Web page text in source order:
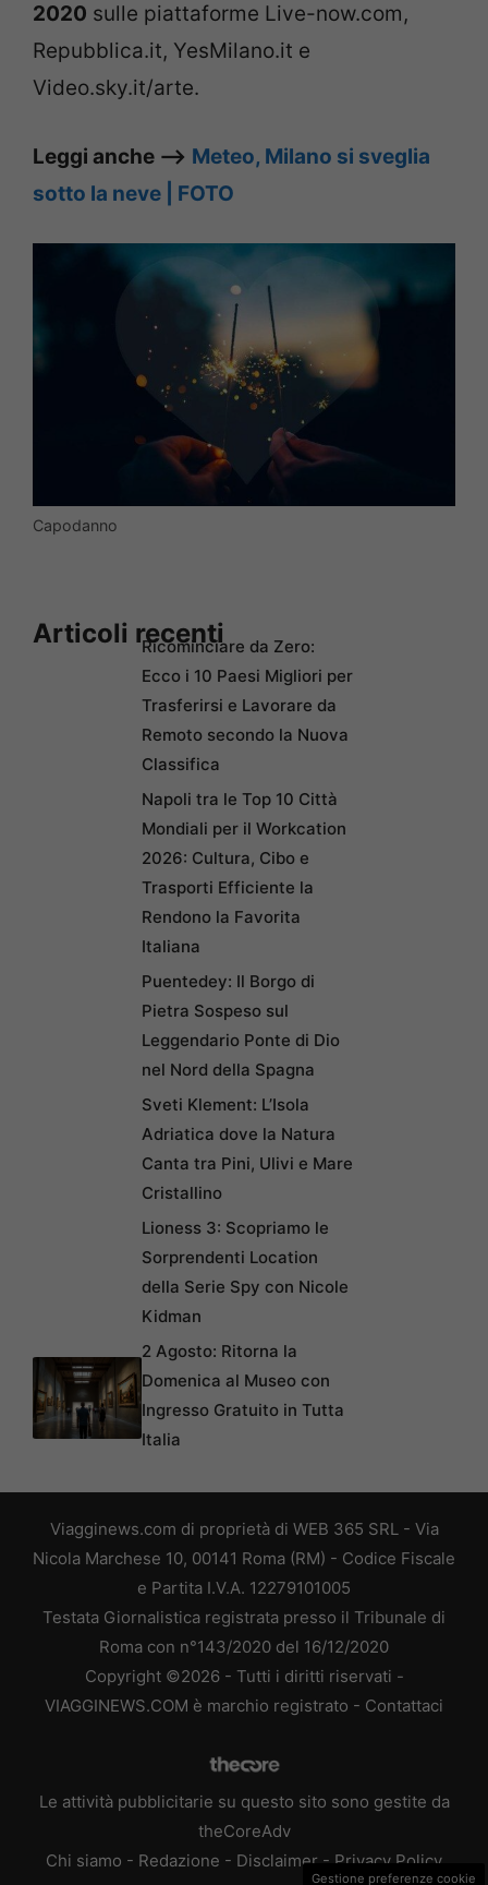
2020 sulle piattaforme Live-now.com,
Repubblica.it, YesMilano.it e
Video.sky.it/arte.
Leggi anche –> Meteo, Milano si sveglia
sotto la neve | FOTO
Capodanno
Articoli recentiRicominciare da Zero:
Ecco i 10 Paesi Migliori per
Trasferirsi e Lavorare da
Remoto secondo la Nuova
Classifica
Napoli tra le Top 10 Città
Mondiali per il Workcation
2026: Cultura, Cibo e
Trasporti Efficiente la
Rendono la Favorita
Italiana
Puentedey: Il Borgo di
Pietra Sospeso sul
Leggendario Ponte di Dio
nel Nord della Spagna
Sveti Klement: L’Isola
Adriatica dove la Natura
Canta tra Pini, Ulivi e Mare
Cristallino
Lioness 3: Scopriamo le
Sorprendenti Location
della Serie Spy con Nicole
Kidman
2 Agosto: Ritorna la
Domenica al Museo con
Ingresso Gratuito in Tutta
Italia
Viagginews.com di proprietà di WEB 365 SRL - Via
Nicola Marchese 10, 00141 Roma (RM) - Codice Fiscale
e Partita I.V.A. 12279101005
Testata Giornalistica registrata presso il Tribunale di
Roma con n°143/2020 del 16/12/2020
Copyright ©2026 - Tutti i diritti riservati -
VIAGGINEWS.COM è marchio registrato - Contattaci
Le attività pubblicitarie su questo sito sono gestite da
theCoreAdv
Chi siamo - Redazione - Disclaimer - Privacy Policy
Gestione preferenze cookie